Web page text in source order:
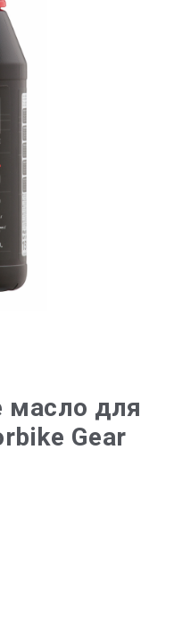
масло для
Gear